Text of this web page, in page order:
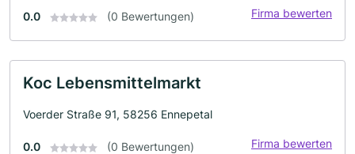
0.0 (0 Bewertungen) Firma bewerten
Koc Lebensmittelmarkt
Voerder Straße 91, 58256 Ennepetal
0.0 (0 Bewertungen) Firma bewerten